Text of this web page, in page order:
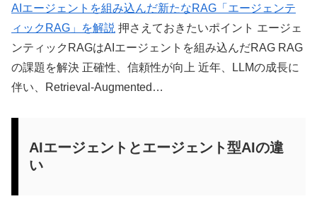
AIエージェントを組み込んだ新たなRAG「エージェンテ
ィックRAG」を解説 押さえておきたいポイント エージェ
ンティックRAGはAIエージェントを組み込んだRAG RAG
の課題を解決 正確性、信頼性が向上 近年、LLMの成長に
伴い、Retrieval-Augmented…
AIエージェントとエージェント型AIの違
い